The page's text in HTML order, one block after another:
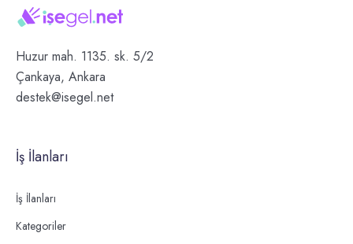
Huzur mah. 1135. sk. 5/2
Çankaya, Ankara
destek@isegel.net
İş İlanları
İş İlanları
Kategoriler